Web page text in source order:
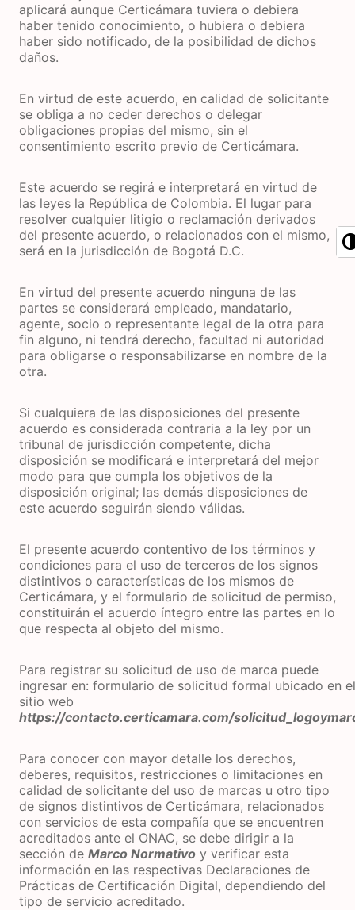
aplicará aunque Certicámara tuviera o debiera
haber tenido conocimiento, o hubiera o debiera
haber sido notificado, de la posibilidad de dichos
daños.
En virtud de este acuerdo, en calidad de solicitante
se obliga a no ceder derechos o delegar
obligaciones propias del mismo, sin el
consentimiento escrito previo de Certicámara.
Este acuerdo se regirá e interpretará en virtud de
las leyes la República de Colombia. El lugar para
resolver cualquier litigio o reclamación derivados
del presente acuerdo, o relacionados con el mismo,
será en la jurisdicción de Bogotá D.C.
En virtud del presente acuerdo ninguna de las
partes se considerará empleado, mandatario,
agente, socio o representante legal de la otra para
fin alguno, ni tendrá derecho, facultad ni autoridad
para obligarse o responsabilizarse en nombre de la
otra.
Si cualquiera de las disposiciones del presente
acuerdo es considerada contraria a la ley por un
tribunal de jurisdicción competente, dicha
disposición se modificará e interpretará del mejor
modo para que cumpla los objetivos de la
disposición original; las demás disposiciones de
este acuerdo seguirán siendo válidas.
El presente acuerdo contentivo de los términos y
condiciones para el uso de terceros de los signos
distintivos o características de los mismos de
Certicámara, y el formulario de solicitud de permiso,
constituirán el acuerdo íntegro entre las partes en lo
que respecta al objeto del mismo.
Para registrar su solicitud de uso de marca puede
ingresar en: formulario de solicitud formal ubicado en el
sitio web
https://contacto.certicamara.com/
Para conocer con mayor detalle los derechos,
deberes, requisitos, restricciones o limitaciones en
calidad de solicitante del uso de marcas u otro tipo
de signos distintivos de Certicámara, relacionados
con servicios de esta compañía que se encuentren
acreditados ante el ONAC, se debe dirigir a la
sección de Marco Normativo y verificar esta
información en las respectivas Declaraciones de
Prácticas de Certificación Digital, dependiendo del
tipo de servicio acreditado.